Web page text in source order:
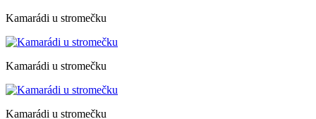
Kamarádi u stromečku
Kamarádi u stromečku
Kamarádi u stromečku